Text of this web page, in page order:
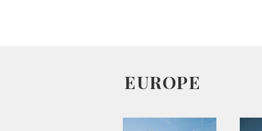
EUROPE